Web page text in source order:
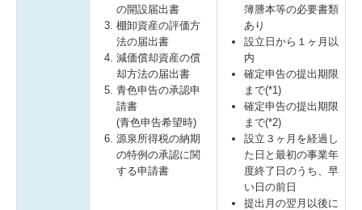
の開設届出書
棚卸資産の評価方
法の届出書
減価償却資産の償
却方法の届出書
青色申告の承認申
請書
(青色申告希望時)
源泉所得税の納期
の特例の承認に関
する申請書
簿謄本等の必要書類
あり
設立日から１ヶ月以
内
確定申告の提出期限
まで(*1)
確定申告の提出期限
まで(*2)
設立３ヶ月を経過し
た日と最初の事業年
度終了日のうち、早
い日の前日
提出月の翌月以後に